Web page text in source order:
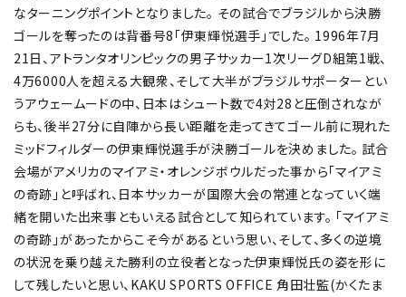
なターニングポイントとなりました。 その試合でブラジルから決勝
ゴールを奪ったのは背番号8「伊東輝悦選手」でした。 1996年7月
21日、アトランタオリンピックの男子サッカー1次リーグD組第1戦、
4万6000人を超える大観衆、そして大半がブラジルサポーターとい
うアウェームードの中、日本はシュート数で4対28と圧倒されなが
らも、後半27分に自陣から長い距離を走ってきてゴール前に現れた
ミッドフィルダーの伊東輝悦選手が決勝ゴールを決めました。 試合
会場がアメリカのマイアミ・オレンジボウルだった事から「マイアミ
の奇跡」と呼ばれ、日本サッカーが国際大会の常連となっていく端
緒を開いた出来事ともいえる試合として知られています。 「マイアミ
の奇跡」があったからこそ今があるという思い、そして、多くの逆境
の状況を乗り越えた勝利の立役者となった伊東輝悦氏の姿を形に
して残したいと思い、KAKU SPORTS OFFICE 角田壮監(かくたま